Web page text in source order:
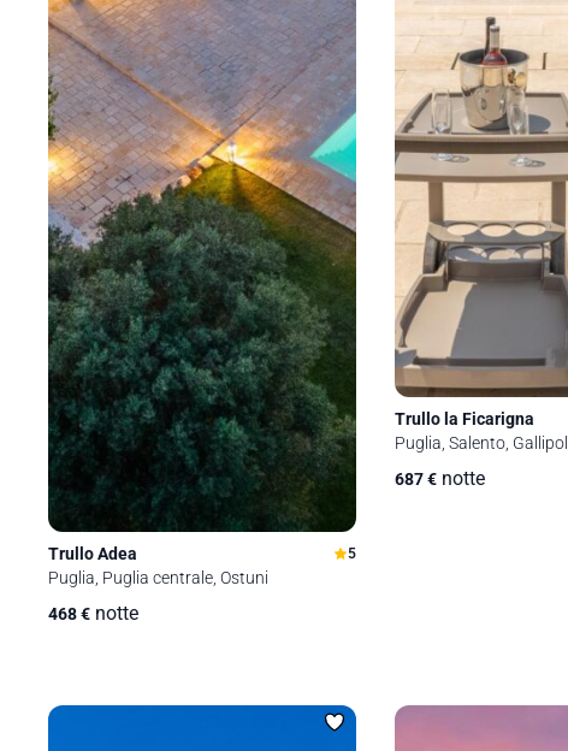
Trullo Adea 5
Puglia, Puglia centrale, Ostuni
468€ notte
Trullo la Ficarigna
Puglia, Salento,
687€ notte